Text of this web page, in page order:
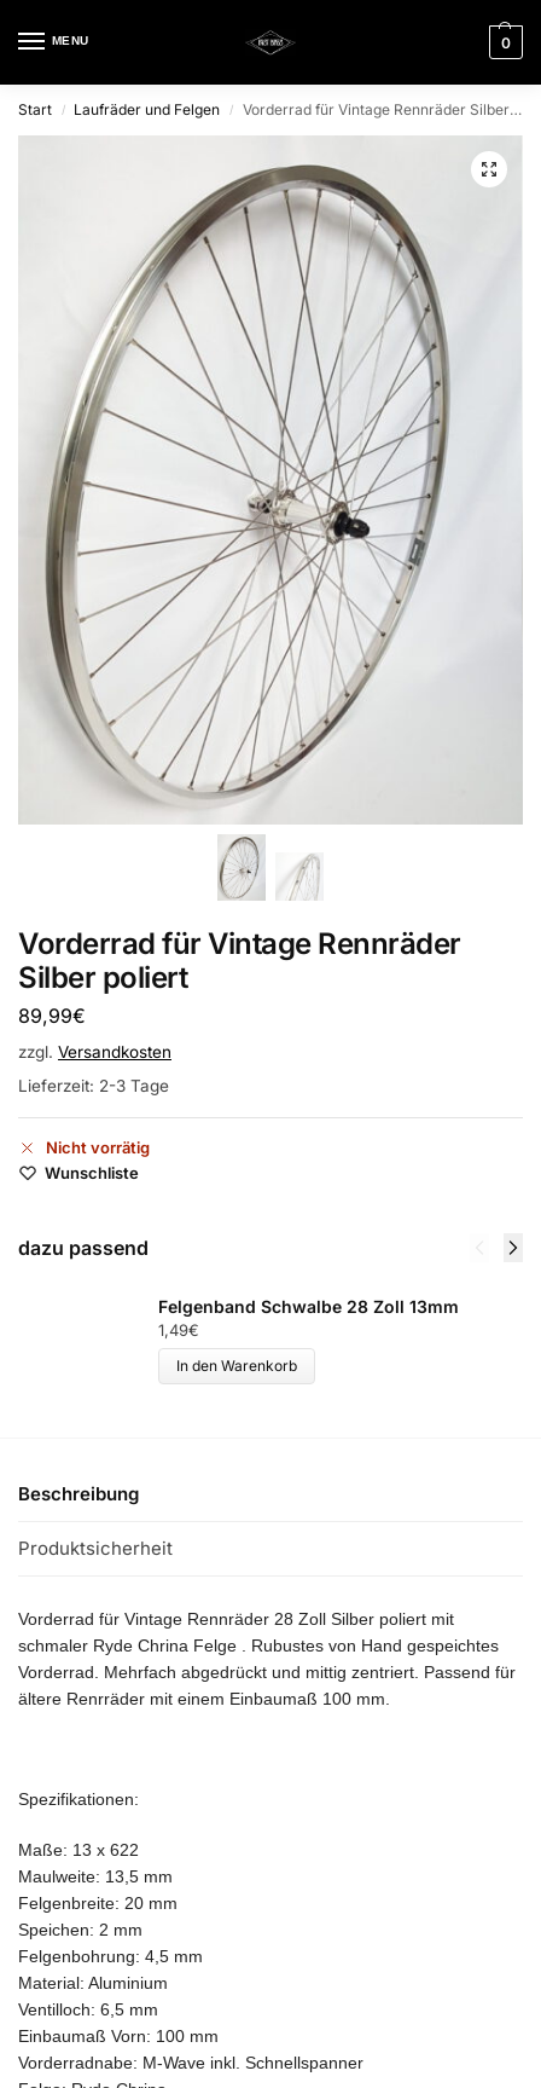
MENU 0
Start / Laufräder und Felgen / Vorderrad für Vintage Rennräder Silber poliert
Vorderrad für Vintage Rennräder
Silber poliert
89,99€
zzgl. Versandkosten
Lieferzeit: 2-3 Tage
Nicht vorrätig
Wunschliste
dazu passend
Felgenband Schwalbe 28 Zoll 13mm
1,49€
In den Warenkorb
Beschreibung
Produktsicherheit
Vorderrad für Vintage Rennräder 28 Zoll Silber poliert mit
schmaler Ryde Chrina Felge . Rubustes von Hand gespeichtes
Vorderrad. Mehrfach abgedrückt und mittig zentriert. Passend für
ältere Renrräder mit einem Einbaumaß 100 mm.
Spezifikationen:
Maße: 13 x 622
Maulweite: 13,5 mm
Felgenbreite: 20 mm
Speichen: 2 mm
Felgenbohrung: 4,5 mm
Material: Aluminium
Ventilloch: 6,5 mm
Einbaumaß Vorn: 100 mm
Vorderradnabe: M-Wave inkl. Schnellspanner